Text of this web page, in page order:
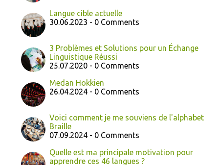
Langue cible actuelle
30.06.2023 - 0 Comments
3 Problèmes et Solutions pour un Échange
Linguistique Réussi
25.07.2020 - 0 Comments
Medan Hokkien
26.04.2024 - 0 Comments
Voici comment je me souviens de l'alphabet
Braille
07.09.2024 - 0 Comments
Quelle est ma principale motivation pour
apprendre ces 46 langues ?